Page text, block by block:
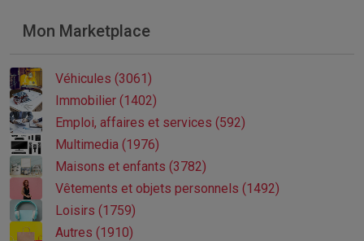
Mon Marketplace
Véhicules (3061)
Immobilier (1402)
Emploi, affaires et services (592)
Multimedia (1976)
Maisons et enfants (3782)
Vêtements et objets personnels (1492)
Loisirs (1759)
Autres (1910)